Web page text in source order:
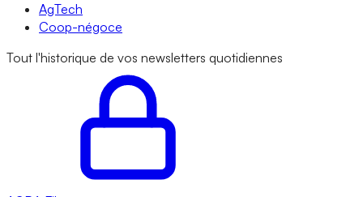
AgTech
Coop-négoce
Tout l'historique de vos newsletters quotidiennes